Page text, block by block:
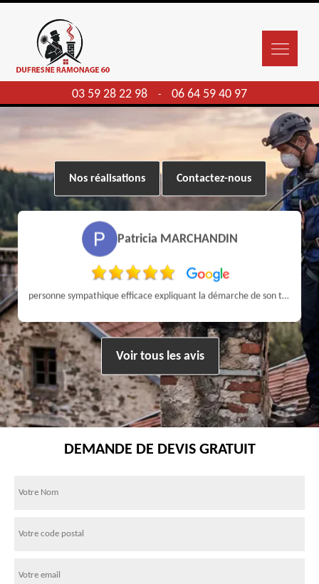
03 59 28 22 98 - 06 64 59 40 97
Nos réalisations Contactez-nous
Patricia MARCHANDIN
personne sympathique efficace expliquant la démarche de son travail pour un résultat de qualité . A recommander
Voir tous les avis
DEMANDE DE DEVIS GRATUIT